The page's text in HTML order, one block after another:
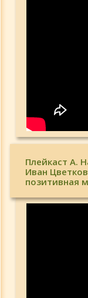
Плейкаст А.
Иван
позитивная